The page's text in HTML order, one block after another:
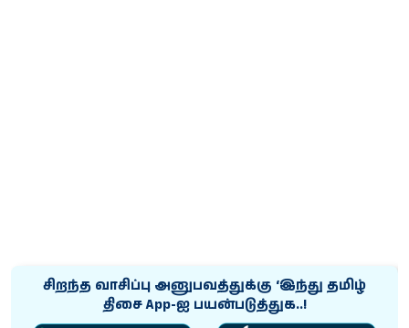
சிறந்த வாசிப்பு அனுபவத்துக்கு ‘இந்து தமிழ்
திசை App-ஐ பயன்படுத்துக..!